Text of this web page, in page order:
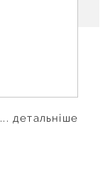
... детальніше